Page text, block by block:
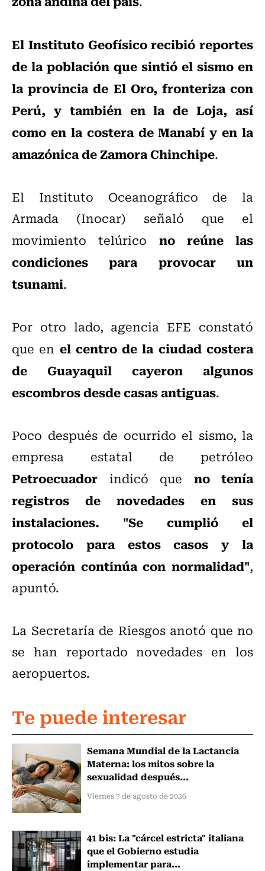
El Instituto Geofísico recibió reportes
de la población que sintió el sismo en
la provincia de El Oro, fronteriza con
Perú, y también en la de Loja, así
como en la costera de Manabí y en la
amazónica de Zamora Chinchipe.
El Instituto Oceanográfico de la
Armada (Inocar) señaló que el
movimiento telúrico no reúne las
condiciones para provocar un
tsunami.
Por otro lado, agencia EFE constató
que en el centro de la ciudad costera
de Guayaquil cayeron algunos
escombros desde casas antiguas.
Poco después de ocurrido el sismo, la
empresa estatal de petróleo
Petroecuador indicó que no tenía
registros de novedades en sus
instalaciones. "Se cumplió el
protocolo para estos casos y la
operación continúa con normalidad",
apuntó.
La Secretaría de Riesgos anotó que no
se han reportado novedades en los
aeropuertos.
Te puede interesar
Semana Mundial de la Lactancia
Materna: los mitos sobre la
sexualidad después...
Viernes 7 de agosto de 2026
41 bis: La "cárcel estricta" italiana
que el Gobierno estudia
implementar para...